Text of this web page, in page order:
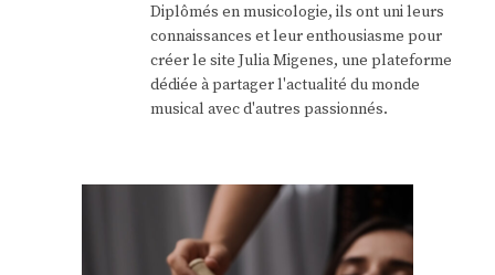
Diplômés en musicologie, ils ont uni leurs
connaissances et leur enthousiasme pour
créer le site Julia Migenes, une plateforme
dédiée à partager l'actualité du monde
musical avec d'autres passionnés.